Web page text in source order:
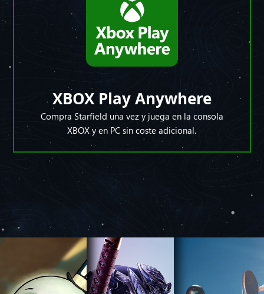
XBOX Play Anywhere
Compra Starfield una vez y juega en la consola
XBOX y en PC sin coste adicional.